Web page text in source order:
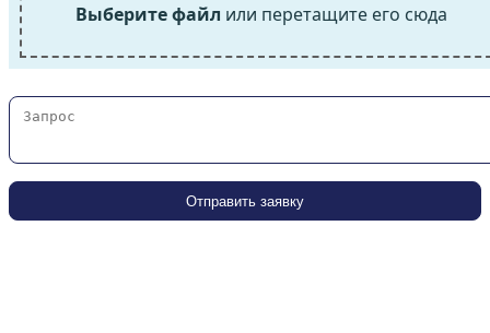
Выберите файл или перетащите его сюда